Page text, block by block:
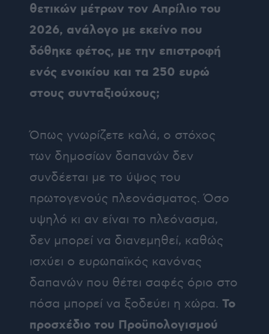
θετικών μέτρων τον Απρίλιο του
2026, ανάλογο με εκείνο που
δόθηκε φέτος, με την επιστροφή
ενός ενοικίου και τα 250 ευρώ
στους συνταξιούχους;
Όπως γνωρίζετε καλά, ο στόχος
των δημοσίων δαπανών δεν
συνδέεται με το ύψος του
πρωτογενούς πλεονάσματος. Όσο
υψηλό κι αν είναι το πλεόνασμα,
δεν μπορεί να διανεμηθεί, καθώς
ισχύει ο ευρωπαϊκός κανόνας
δαπανών που θέτει σαφές όριο στο
πόσα μπορεί να ξοδεύει η χώρα.Το
προσχέδιο του Προϋπολογισμού